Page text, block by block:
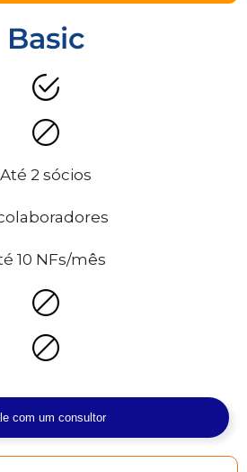
Basic
Até 2 sócios
10 NFs/mês
com um consultor